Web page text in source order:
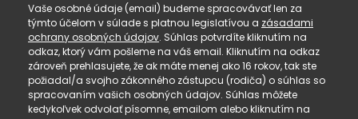
Vaše osobné údaje (email) budeme spracovávať len za
týmto účelom v súlade s platnou legislatívou a zásadami
ochrany osobných údajov. Súhlas potvrdíte kliknutím na
odkaz, ktorý vám pošleme na váš email. Kliknutím na odkaz
zároveň prehlasujete, že ak máte menej ako 16 rokov, tak ste
požiadal/a svojho zákonného zástupcu (rodiča) o súhlas so
spracovaním vašich osobných údajov. Súhlas môžete
kedykoľvek odvolať písomne, emailom alebo kliknutím na